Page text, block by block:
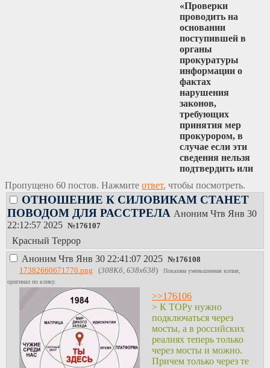
«Проверки
проводить на
основании
поступившей в
органы
прокуратуры
информации о
фактах
нарушения
законов,
требующих
принятия мер
прокурором, в
случае если эти
сведения нельзя
подтвердить или
проведения
указанной
проверки».
группе что-то или
иностранном
Прокуратуре
поступает запрос
от
добросовестного
гражданина: тут
опубликован
такой-то пост,
Пропущено 60 постов. Нажмите ответ, чтобы посмотреть.
ОТНОШЕНИЕ К СИЛОВИКАМ СТАНЕТ
ПОВОДОМ ДЛЯ РАССТРЕЛА Аноним Чтв Янв 30
22:12:57 2025 №176107
Красный Террор
Аноним Чтв Янв 30 22:41:07 2025 №176108
17382660671770.png (308Кб, 638x638)
Показана уменьшенная копия,
оригинал по клику.
>>176106
> К ТОРу нужно
подключаться через
мосты, а в российских
реалиях теперь только
через мосты и можно.
Причем только через те